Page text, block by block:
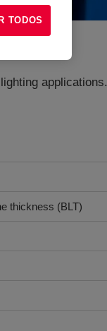
applications.
thickness (BLT)
TODOS